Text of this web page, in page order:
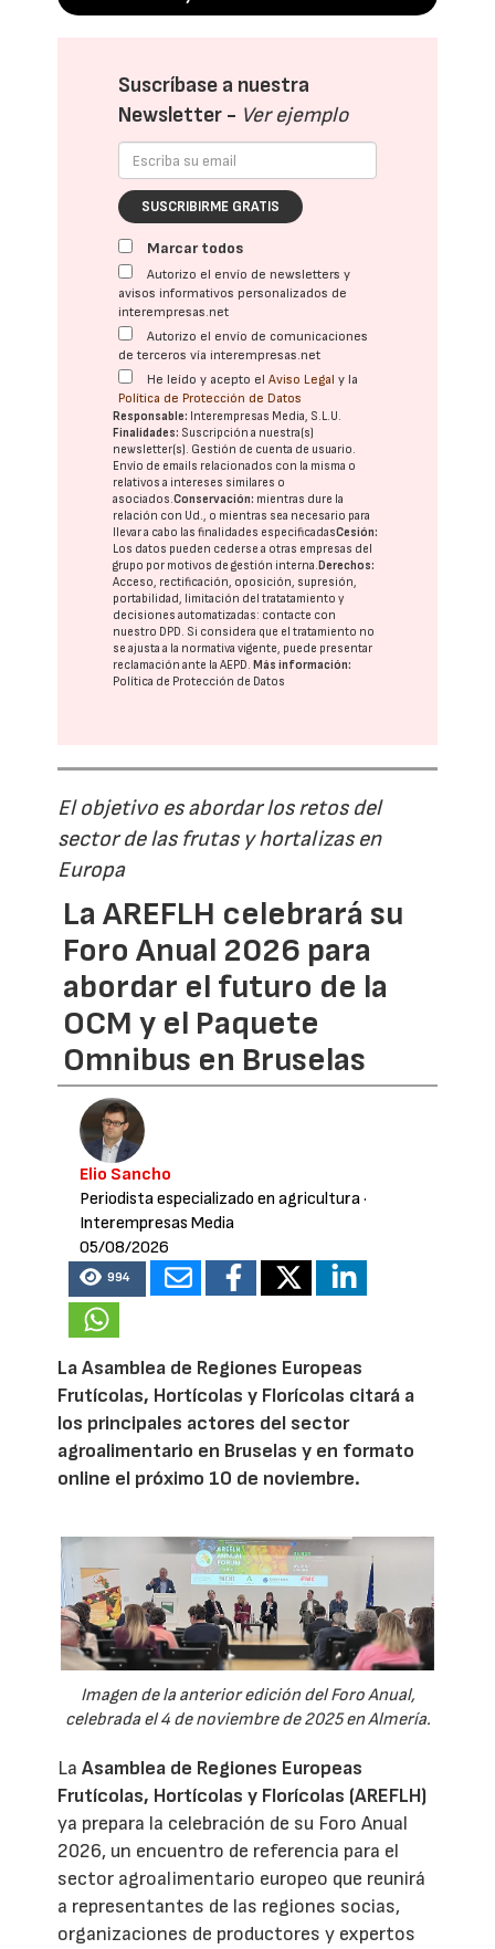
Suscríbase a nuestra
Newsletter - Ver ejemplo
SUSCRIBIRME GRATIS
Marcar todos
Autorizo el envío de newsletters y
avisos informativos personalizados de
interempresas.net
Autorizo el envío de comunicaciones
de terceros vía interempresas.net
He leído y acepto elAviso Legal y la
Política de Protección de Datos
Responsable: Interempresas Media, S.L.U.
Finalidades: Suscripción a nuestra(s)
newsletter(s). Gestión de cuenta de usuario.
Envío de emails relacionados con la misma o
relativos a intereses similares o
asociados.Conservación: mientras dure la
relación con Ud., o mientras sea necesario para
llevar a cabo las finalidades especificadasCesión:
Los datos pueden cederse a otras empresas del
grupo por motivos de gestión interna. Derechos:
Acceso, rectificación, oposición, supresión,
portabilidad, limitación del tratatamiento y
decisiones automatizadas: contacte con
nuestro DPD. Si considera que el tratamiento no
se ajusta a la normativa vigente, puede presentar
reclamación ante laAEPD. Más información:
Política de Protección de Datos
El objetivo es abordar los retos del
sector de las frutas y hortalizas en
Europa
La AREFLH celebrará su
Foro Anual 2026 para
abordar el futuro de la
OCM y el Paquete
Omnibus en Bruselas
Elio Sancho
Periodista especializado en agricultura·
Interempresas Media
05/08/2026
994
La Asamblea de Regiones Europeas
Frutícolas, Hortícolas y Florícolas citará a
los principales actores del sector
agroalimentario en Bruselas y en formato
online el próximo 10 de noviembre.
Imagen de la anterior edición del Foro Anual,
celebrada el 4 de noviembre de 2025 en Almería.
LaAsamblea de Regiones Europeas
Frutícolas, Hortícolas y Florícolas (AREFLH)
ya prepara la celebración de su Foro Anual
2026, un encuentro de referencia para el
sector agroalimentario europeo que reunirá
a representantes de las regiones socias,
organizaciones de productores y expertos